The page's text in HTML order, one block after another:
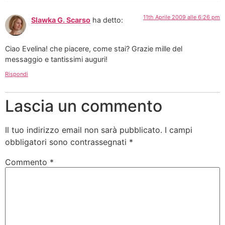
Slawka G. Scarso ha detto: 11th Aprile 2009 alle 6:26 pm
Ciao Evelina! che piacere, come stai? Grazie mille del
messaggio e tantissimi auguri!
Rispondi
Lascia un commento
Il tuo indirizzo email non sarà pubblicato. I campi
obbligatori sono contrassegnati *
Commento *